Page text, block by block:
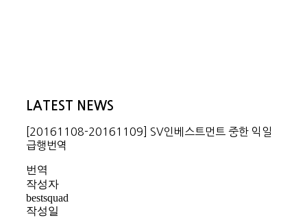
LATEST NEWS
[20161108-20161109] SV인베스트먼트 중한 익일
급행번역
번역
작성자
bestsquad
작성일